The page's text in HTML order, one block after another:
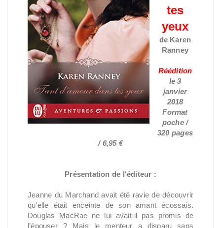
tes
yeux
de Karen
Ranney
Réédition
le 3
janvier
2018
Format
poche /
320 pages
/ 6,95 €
Présentation de l'éditeur :
Jeanne du Marchand avait été ravie de découvrir
qu’elle était enceinte de son amant écossais.
Douglas MacRae ne lui avait-il pas promis de
l’épouser ? Mais le menteur a disparu sans